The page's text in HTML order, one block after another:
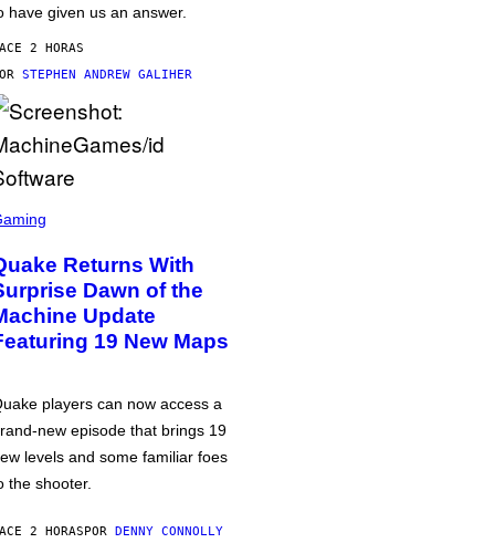
have given us an answer.
2 HORAS
STEPHEN ANDREW GALIHER
Returns With
Dawn of the
Update
19 New Maps
players can now access a
new episode that brings 19
levels and some familiar foes
the shooter.
2 HORASPOR DENNY CONNOLLY